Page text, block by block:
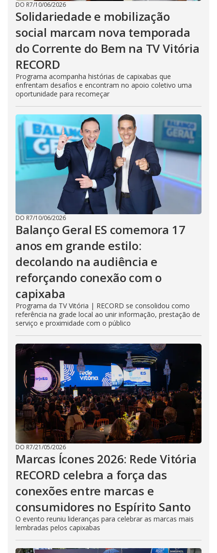
DO R7/10/06/2026
Solidariedade e mobilização
social marcam nova temporada
do Corrente do Bem na TV Vitória
RECORD
Programa acompanha histórias de capixabas que
enfrentam desafios e encontram no apoio coletivo uma
oportunidade para recomeçar
DO R7/10/06/2026
Balanço Geral ES comemora 17
anos em grande estilo:
decolando na audiência e
reforçando conexão com o
capixaba
Programa da TV Vitória | RECORD se consolidou como
referência na grade local ao unir informação, prestação de
serviço e proximidade com o público
DO R7/21/05/2026
Marcas Ícones 2026: Rede Vitória
RECORD celebra a força das
conexões entre marcas e
consumidores no Espírito Santo
O evento reuniu lideranças para celebrar as marcas mais
lembradas pelos capixabas